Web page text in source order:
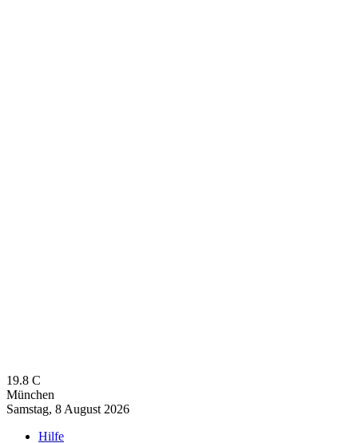
19.8 C
München
Samstag, 8 August 2026
Hilfe